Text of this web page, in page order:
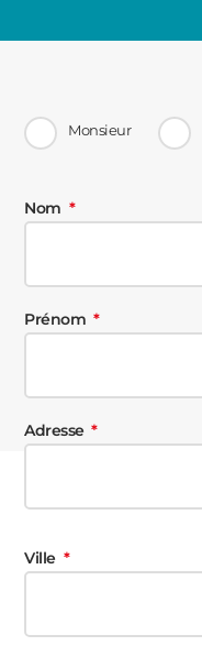
Monsieur
Nom
Prénom
Adresse
Ville